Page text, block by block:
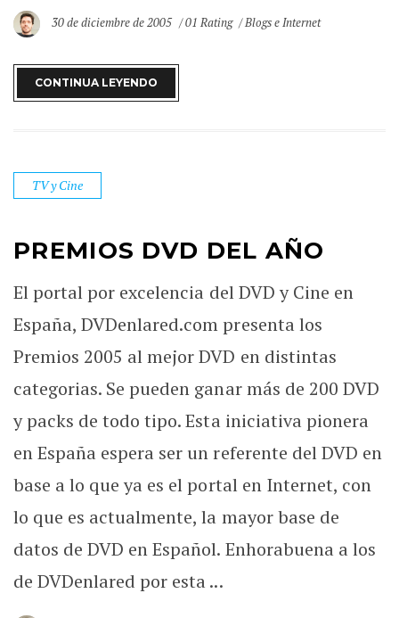
30 de diciembre de 2005 01 Rating Blogs e Internet
CONTINUA LEYENDO
TV y Cine
PREMIOS DVD DEL AÑO
El portal por excelencia del DVD y Cine en
España, DVDenlared.com presenta los
Premios 2005 al mejor DVD en distintas
categorias. Se pueden ganar más de 200 DVD
y packs de todo tipo. Esta iniciativa pionera
en España espera ser un referente del DVD en
base a lo que ya es el portal en Internet, con
lo que es actualmente, la mayor base de
datos de DVD en Español. Enhorabuena a los
de DVDenlared por esta ...